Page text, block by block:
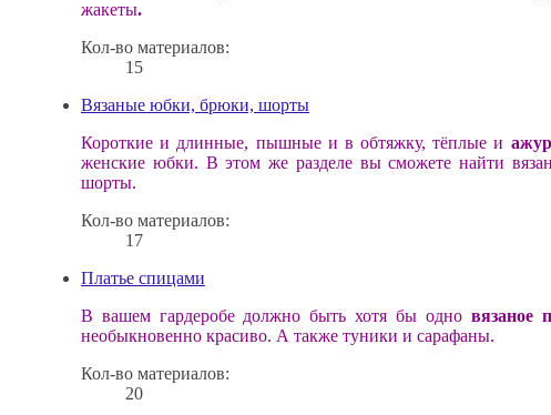
жакеты.
Кол-во материалов:
15
Вязаные юбки, брюки, шорты
Короткие и длинные, пышные и в обтяжку, тёплые и
женские юбки. В этом же разделе вы сможете найти
шорты.
Кол-во материалов:
17
Платье спицами
В вашем гардеробе должно быть хотя бы одно вязаное
необыкновенно красиво. А также туники и сарафаны.
Кол-во материалов:
20